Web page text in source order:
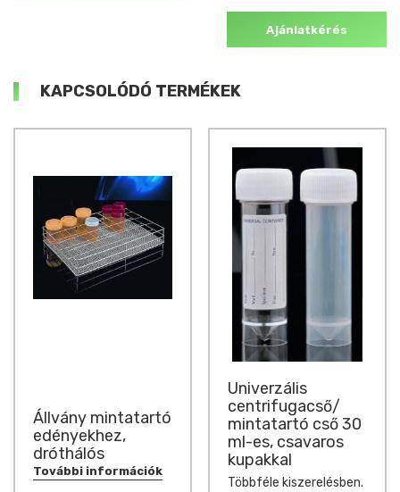
Ajánlatkérés
KAPCSOLÓDÓ TERMÉKEK
Állvány mintatartó
edényekhez,
dróthálós
További információk
Univerzális
centrifugacső/
mintatartó cső 30
ml-es, csavaros
kupakkal
Többféle kiszerelésben.